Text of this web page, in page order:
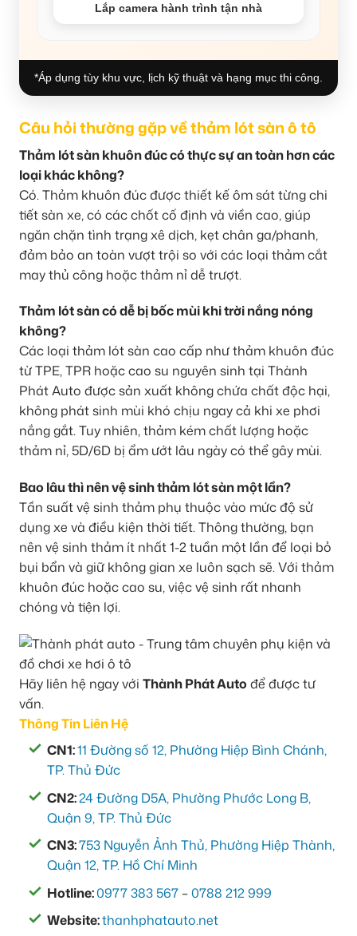
Lắp camera hành trình tận nhà
*Áp dụng tùy khu vực, lịch kỹ thuật và hạng mục thi công.
Câu hỏi thường gặp về thảm lót sàn ô tô
Thảm lót sàn khuôn đúc có thực sự an toàn hơn các
loại khác không?
Có. Thảm khuôn đúc được thiết kế ôm sát từng chi
tiết sàn xe, có các chốt cố định và viền cao, giúp
ngăn chặn tình trạng xê dịch, kẹt chân ga/phanh,
đảm bảo an toàn vượt trội so với các loại thảm cắt
may thủ công hoặc thảm nỉ dễ trượt.
Thảm lót sàn có dễ bị bốc mùi khi trời nắng nóng
không?
Các loại thảm lót sàn cao cấp như thảm khuôn đúc
từ TPE, TPR hoặc cao su nguyên sinh tại Thành
Phát Auto được sản xuất không chứa chất độc hại,
không phát sinh mùi khó chịu ngay cả khi xe phơi
nắng gắt. Tuy nhiên, thảm kém chất lượng hoặc
thảm nỉ, 5D/6D bị ẩm ướt lâu ngày có thể gây mùi.
Bao lâu thì nên vệ sinh thảm lót sàn một lần?
Tần suất vệ sinh thảm phụ thuộc vào mức độ sử
dụng xe và điều kiện thời tiết. Thông thường, bạn
nên vệ sinh thảm ít nhất 1-2 tuần một lần để loại bỏ
bụi bẩn và giữ không gian xe luôn sạch sẽ. Với thảm
khuôn đúc hoặc cao su, việc vệ sinh rất nhanh
chóng và tiện lợi.
Hãy liên hệ ngay với Thành Phát Auto để được tư
vấn.
Thông Tin Liên Hệ
CN1:11 Đường số 12, Phường Hiệp Bình Chánh,
TP. Thủ Đức
CN2:24 Đường D5A, Phường Phước Long B,
Quận 9, TP. Thủ Đức
CN3:753 Nguyễn Ảnh Thủ, Phường Hiệp Thành,
Quận 12, TP. Hồ Chí Minh
Hotline:0977 383 567 –0788 212 999
Website:thanhphatauto.net